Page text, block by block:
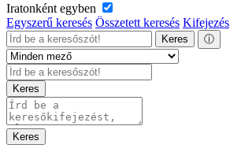
Iratonként egyben
Egyszerű keresés Összetett keresés Kifejezés
Keres ⓘ
Keres
Keres